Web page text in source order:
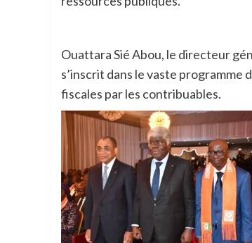
Ouattara Sié Abou, le directeur
s’inscrit dans le vaste programme
fiscales par les contribuables.